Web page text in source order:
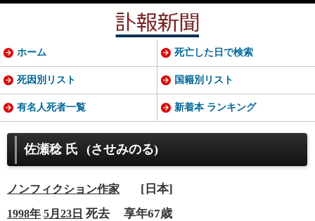
佐瀬稔 氏 (させみのる)
ノンフィクション作家 [日本]
1998年 5月23日 死去 享年67歳
ホーム 死亡した日で検索
死因別リスト 国籍別リスト
有名人死者一覧 新着本 ランキング